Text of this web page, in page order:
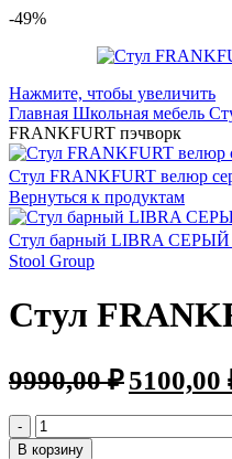
-49%
Нажмите, чтобы увеличить
Главная Школьная мебель
FRANKFURT пэчворк
Стул FRANKFURT велюр
Вернуться к продуктам
Стул барный LIBRA СЕРЫЙ
Stool Group
Стул
9990,00₽5100,00
В корзину